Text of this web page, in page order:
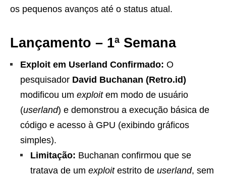
os pequenos avanços até o status atual.
Lançamento – 1ª Semana
Exploit em Userland Confirmado: O
pesquisador David Buchanan (Retro.id)
modificou um exploitem modo de usuário
(userland) e demonstrou a execução básica de
código e acesso à GPU (exibindo gráficos
simples).
Limitação: Buchanan confirmou que se
tratava de um exploitestrito de userland, sem